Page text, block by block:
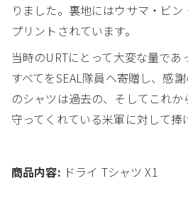
りました。裏地にはウサマ・ビ
プリントされています。
当時のURTにとって大変な量であ
すべてをSEAL隊員へ寄贈し、感
のシャツは過去の、そしてこれ
守ってくれている米軍に対して捧
商品内容: ドライ Tシャツ X1